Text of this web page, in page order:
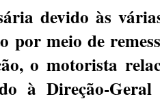
devido às
por meio de
o motorista
à Direção-